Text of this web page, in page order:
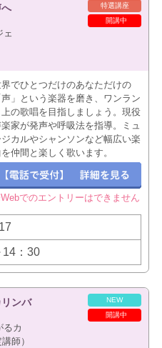
特選講座
開講中
ェ
でひとつだけのあなただけの
声」という楽器を磨き、ワンラン
上の歌唱を目指しましょう。現役
家が発声や呼吸法を指導。ミュ
ジカルやシャンソンなど幅広い楽
を仲間と楽しく歌います。
でのエントリーはできません
14：30
NEW
開講中
ンバ
るカ
師）